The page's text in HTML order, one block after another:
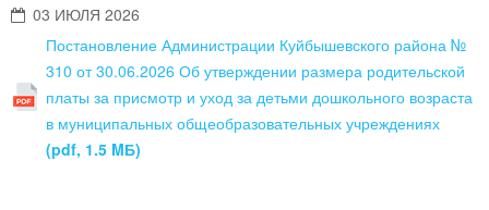
03 ИЮЛЯ 2026
Постановление Администрации Куйбышевского района №
310 от 30.06.2026 Об утверждении размера родительской
платы за присмотр и уход за детьми дошкольного возраста
в муниципальных общеобразовательных учреждениях
(pdf, 1.5 MБ)